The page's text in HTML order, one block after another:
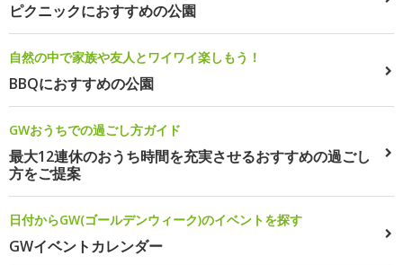
ピクニックにおすすめの公園
自然の中で家族や友人とワイワイ楽しもう！
BBQにおすすめの公園
GWおうちでの過ごし方ガイド
最大12連休のおうち時間を充実させるおすすめの過ごし
方をご提案
日付からGW(ゴールデンウィーク)のイベントを探す
GWイベントカレンダー